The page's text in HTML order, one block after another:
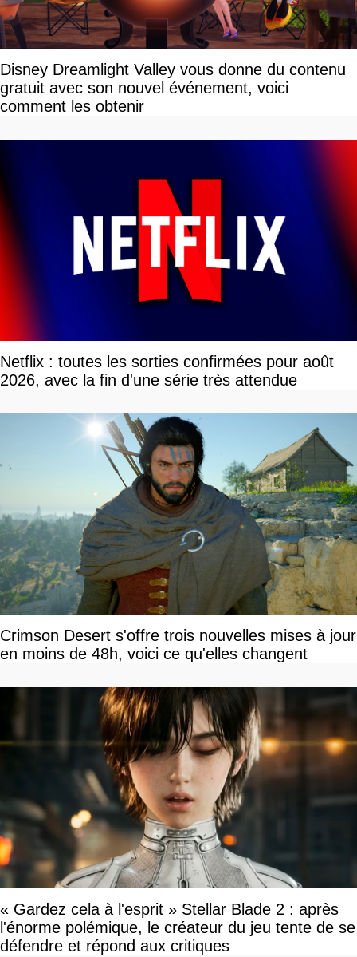
Disney Dreamlight Valley vous donne du contenu
gratuit avec son nouvel événement, voici
comment les obtenir
Netflix : toutes les sorties confirmées pour août
2026, avec la fin d'une série très attendue
Crimson Desert s'offre trois nouvelles mises à jour
en moins de 48h, voici ce qu'elles changent
« Gardez cela à l'esprit » Stellar Blade 2 : après
l'énorme polémique, le créateur du jeu tente de se
défendre et répond aux critiques